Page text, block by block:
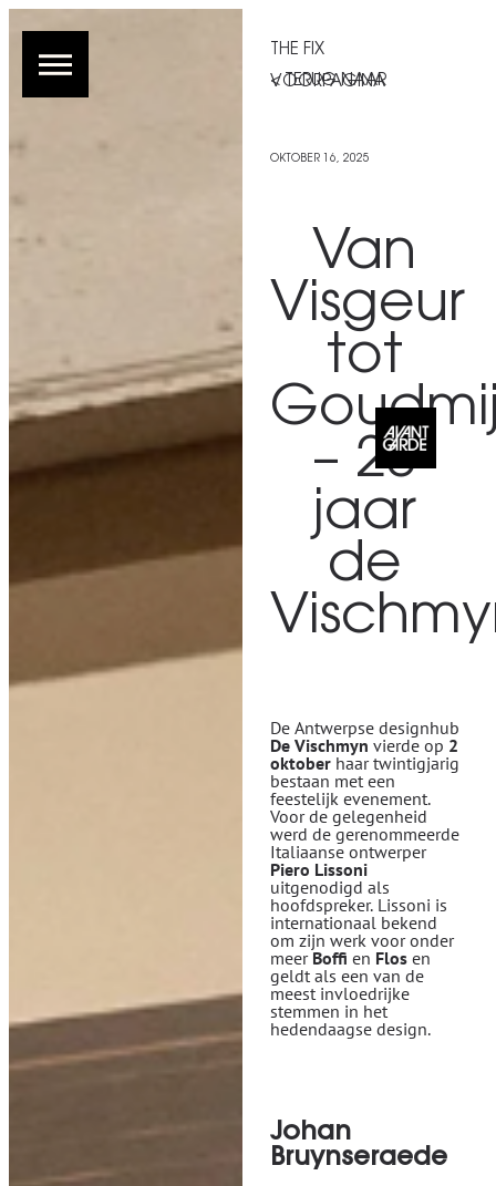
THE FIX
< TERUG NAAR VOORPAGINA
OKTOBER 16, 2025
Van
Visgeur
tot
– 20
jaar
de
De Antwerpse designhub
De Vischmyn vierde op 2
oktoberhaar twintigjarig
bestaan met een
feestelijk evenement.
Voor de gelegenheid
werd de gerenommeerde
Italiaanse ontwerper
Piero Lissoni
uitgenodigd als
hoofdspreker. Lissoni is
internationaal bekend
om zijn werk voor onder
meer Boffi en Flosen
geldt als een van de
meest invloedrijke
stemmen in het
hedendaagse design.
Johan
Bruynseraede